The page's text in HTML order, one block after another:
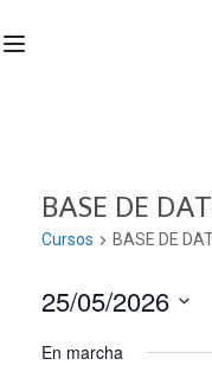
BASE DE
Cursos BASE DE
25/05/2026
fecha.
En marcha